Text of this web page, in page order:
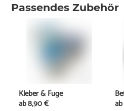
Passendes Zubehör
Kleber & Fuge
ab8,90 €
ab